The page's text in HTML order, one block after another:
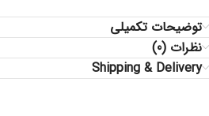
توضیحات تکمیلی
نظرات (0)
Shipping & Delivery